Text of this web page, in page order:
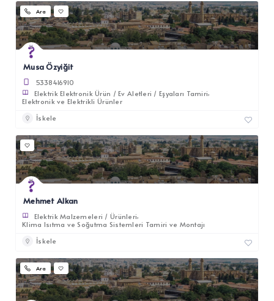
Ara
Musa Özyiğit
5338416910
Elektrik Elektronik Ürün / Ev Aletleri / Eşyaları Tamiri
Elektronik ve Elektrikli Ürünler
İskele
Mehmet Alkan
Elektrik Malzemeleri / Ürünleri
Klima Isıtma ve Soğutma Sistemleri Tamiri ve Montajı
İskele
Ara